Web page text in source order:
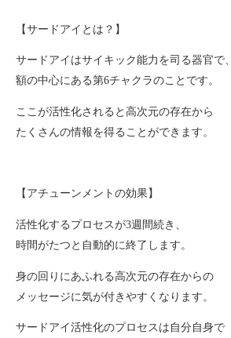
【サードアイとは？】
サードアイはサイキック能力を司る器官で、
額の中心にある第6チャクラのことです。
ここが活性化されると高次元の存在から
たくさんの情報を得ることができます。
【アチューンメントの効果】
活性化するプロセスが3週間続き、
時間がたつと自動的に終了します。
身の回りにあふれる高次元の存在からの
メッセージに気が付きやすくなります。
サードアイ活性化のプロセスは自分自身で